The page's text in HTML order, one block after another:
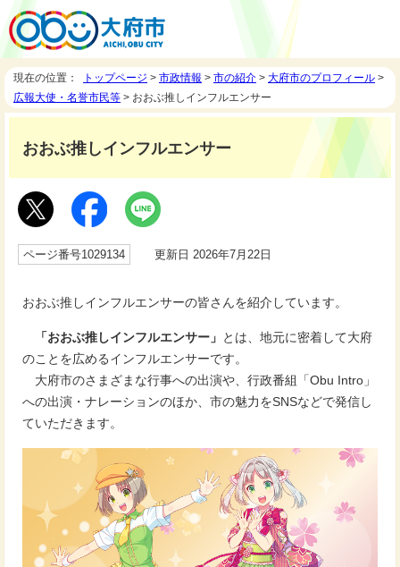
現在の位置： トップページ > 市政情報 > 市の紹介 > 大府市のプロフィール >
広報大使・名誉市民等 > おおぶ推しインフルエンサー
おおぶ推しインフルエンサー
ページ番号1029134 更新日 2026年7月22日
おおぶ推しインフルエンサーの皆さんを紹介しています。
「おおぶ推しインフルエンサー」 とは、地元に密着して大府
のことを広めるインフルエンサーです。
大府市のさまざまな行事への出演や、行政番組「Obu Intro」
への出演・ナレーションのほか、市の魅力をSNSなどで発信し
ていただきます。